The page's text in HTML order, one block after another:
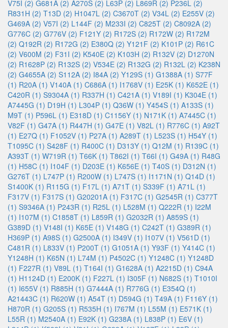
V75I (2) G681A (2) A270S (2) L63P (2) L869R (2) P236L (2)
R831H (2) T13D (2) H1047L (2) C3670T (2) V34L (2) E255V (2)
G469A (2) V57I (2) L144F (2) M233I (2) C825T (2) C8092A (2)
G776C (2) G776V (2) F121Y (2) R172S (2) R172W (2) R172M
(2) Q192R (2) R172G (2) E380Q (2) Y121F (2) K101P (2) R61C
(2) V600M (2) F31I (2) K540E (2) K103H (2) R132V (2) D1270N
(2) R1628P (2) R132S (2) V534E (2) R132G (2) R132L (2) K238N
(2) G4655A (2) S112A (2) I84A (2) Y129S (1) G1388A (1) S77F
(1) R20A (1) V140A (1) C686A (1) I1768V (1) E25K (1) K652E (1)
C420R (1) S9304A (1) R337H (1) C421A (1) V189I (1) K304E (1)
A7445G (1) D19H (1) L304P (1) Q36W (1) Y454S (1) A133S (1)
M9T (1) P596L (1) E318D (1) C1156Y (1) N171K (1) A7445C (1)
V82F (1) G47A (1) R447H (1) G47E (1) V82L (1) R776C (1) A92T
(1) E27Q (1) F1052V (1) P27A (1) A289T (1) L523S (1) H54Y (1)
T1095C (1) S428F (1) R400C (1) D313Y (1) Q12M (1) R139C (1)
A393T (1) W719R (1) T66K (1) T862I (1) T66I (1) G49A (1) R48G
(1) H58C (1) I104F (1) D203E (1) K656E (1) T40S (1) D312N (1)
G276T (1) L747P (1) R200W (1) L747S (1) I1171N (1) Q14D (1)
S1400K (1) R115G (1) F17L (1) A71T (1) S339F (1) A71L (1)
F317V (1) F317S (1) G20201A (1) F317C (1) G2545R (1) C377T
(1) S9346A (1) P243R (1) R25L (1) L528M (1) Q222R (1) I22M
(1) I107M (1) C1858T (1) L859R (1) G2032R (1) A859S (1)
G389D (1) V148I (1) K65E (1) V148G (1) C242T (1) G389R (1)
H369P (1) A98S (1) G2500A (1) I349V (1) I107V (1) V561D (1)
C481R (1) L833V (1) P200T (1) G1051A (1) Y93F (1) Y414C (1)
Y1248H (1) K65N (1) L74M (1) P4502C (1) Y1248C (1) Y1248D
(1) F227R (1) V89L (1) T164I (1) G1628A (1) A2215D (1) C94A
(1) H1124D (1) E200K (1) F227L (1) I305F (1) N682S (1) T1010I
(1) I655V (1) R885H (1) G7444A (1) R776G (1) E354Q (1)
A21443C (1) R620W (1) A54T (1) D594G (1) T49A (1) F116Y (1)
H870R (1) G205S (1) R535H (1) I767M (1) L55M (1) E571K (1)
L55R (1) M2540A (1) E92K (1) G238A (1) L838P (1) E6V (1)